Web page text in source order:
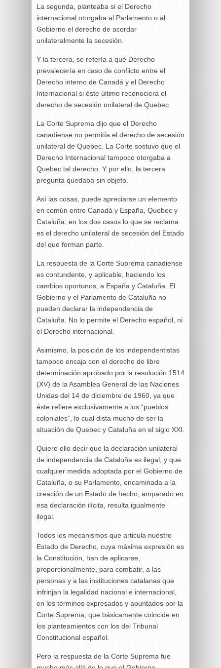
La segunda, planteaba si el Derecho
internacional otorgaba al Parlamento o al
Gobierno el derecho de acordar
unilateralmente la secesión.
Y la tercera, se refería a qué Derecho
prevalecería en caso de conflicto entre el
Derecho interno de Canadá y el Derecho
Internacional si éste último reconociera el
derecho de secesión unilateral de Quebec.
La Corte Suprema dijo que el Derecho
canadiense no permitía el derecho de secesión
unilateral de Quebec. La Corte sostuvo que el
Derecho Internacional tampoco otorgaba a
Quebec tal derecho. Y por ello, la tercera
pregunta quedaba sin objeto.
Así las cosas, puede apreciarse un elemento
en común entre Canadá y España, Quebec y
Cataluña: en los dos casos lo que se reclama
es el derecho unilateral de secesión del Estado
del que forman parte.
La respuesta de la Corte Suprema canadiense
es contundente, y aplicable, haciendo los
cambios oportunos, a España y Cataluña. El
Gobierno y el Parlamento de Cataluña no
pueden declarar la independencia de
Cataluña. No lo permite el Derecho español, ni
el Derecho internacional.
Asimismo, la posición de los independentistas
tampoco encaja con el derecho de libre
determinación aprobado por la resolución 1514
(XV) de la Asamblea General de las Naciones
Unidas del 14 de diciembre de 1960, ya que
éste refiere exclusivamente a los “pueblos
coloniales”, lo cual dista mucho de ser la
situación de Quebec y Cataluña en el siglo XXI.
Quiere ello decir que la declaración unilateral
de independencia de Cataluña es ilegal, y que
cualquier medida adoptada por el Gobierno de
Cataluña, o su Parlamento, encaminada a la
creación de un Estado de hecho, amparado en
esa declaración ilícita, resulta igualmente
ilegal.
Todos los mecanismos que articula nuestro
Estado de Derecho, cuya máxima expresión es
la Constitución, han de aplicarse,
proporcionalmente, para combatir, a las
personas y a las instituciones catalanas que
infrinjan la legalidad nacional e internacional,
en los términos expresados y apuntados por la
Corte Suprema, que básicamente coincide en
los planteamientos con los del Tribunal
Constitucional español.
Pero la respuesta de la Corte Suprema fue